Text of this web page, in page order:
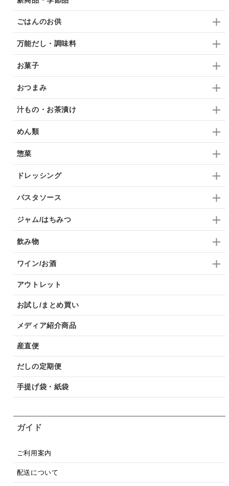
ごはんのお供
万能だし・調味料
お菓子
おつまみ
汁もの・お茶漬け
めん類
惣菜
ドレッシング
パスタソース
ジャム/はちみつ
飲み物
ワイン/お酒
アウトレット
お試し/まとめ買い
メディア紹介商品
産直便
だしの定期便
手提げ袋・紙袋
ガイド
ご利用案内
配送について